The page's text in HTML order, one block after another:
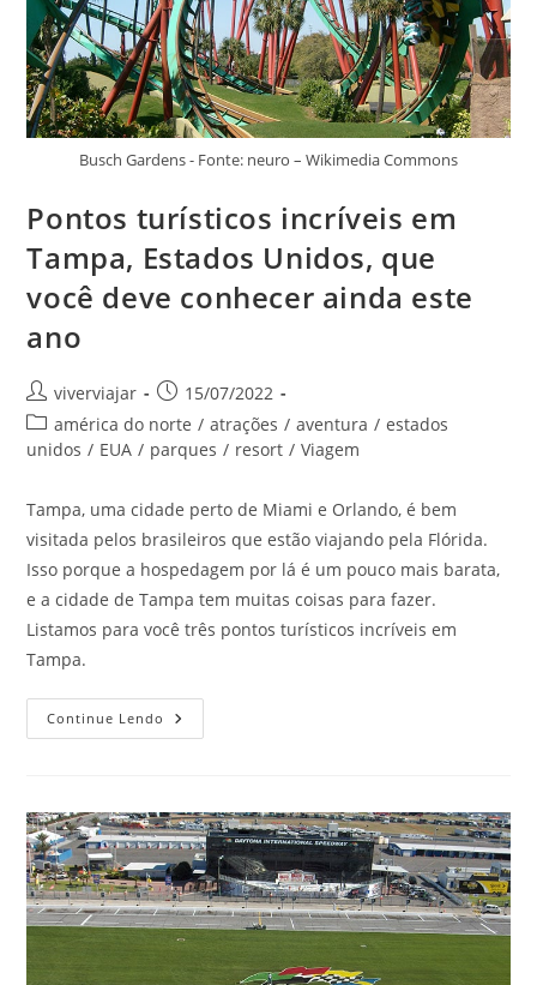
Busch Gardens - Fonte: neuro – Wikimedia Commons
Pontos turísticos incríveis em
Tampa, Estados Unidos, que
você deve conhecer ainda este
ano
Autor
do
post:
viverviajar
Post
publicado:
15/07/2022
Categoria
do
américa do norte / atrações / aventura / estados
unidos / EUA / parques / resort / Viagem
Tampa, uma cidade perto de Miami e Orlando, é bem
visitada pelos brasileiros que estão viajando pela Flórida.
Isso porque a hospedagem por lá é um pouco mais barata,
e a cidade de Tampa tem muitas coisas para fazer.
Listamos para você três pontos turísticos incríveis em
Tampa.
Continue Lendo Pontos
Turísticos
Unidos,
Que
Você
Deve
Conhecer
Ainda
Este
Ano